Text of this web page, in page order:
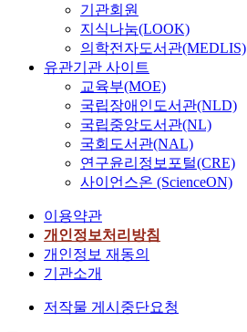
기관회원
지식나눔(LOOK)
의학전자도서관(MEDLIS)
유관기관 사이트
교육부(MOE)
국립장애인도서관(NLD)
국립중앙도서관(NL)
국회도서관(NAL)
연구윤리정보포털(CRE)
사이언스온 (ScienceON)
이용약관
개인정보처리방침
개인정보 재동의
기관소개
저작물 게시중단요청